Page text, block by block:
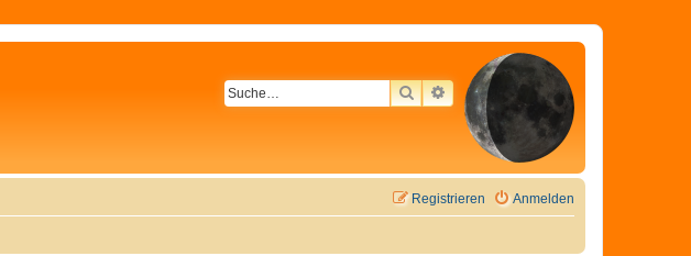
SUCHEERWEITERTE SUCHE
Anmelden
Registrieren